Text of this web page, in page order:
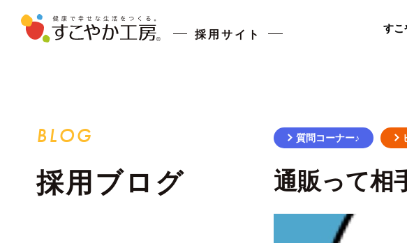
採用サイト
すこ
BLOG
採用ブログ
質問コーナー♪
通販って相